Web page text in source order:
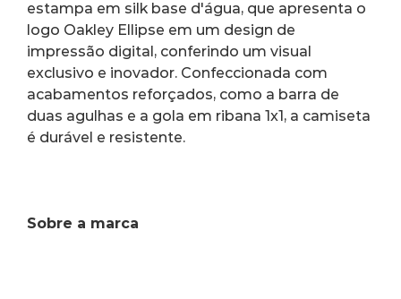
estampa em silk base d'água, que apresenta o
logo Oakley Ellipse em um design de
impressão digital, conferindo um visual
exclusivo e inovador. Confeccionada com
acabamentos reforçados, como a barra de
duas agulhas e a gola em ribana 1x1, a camiseta
é durável e resistente.
Sobre a marca